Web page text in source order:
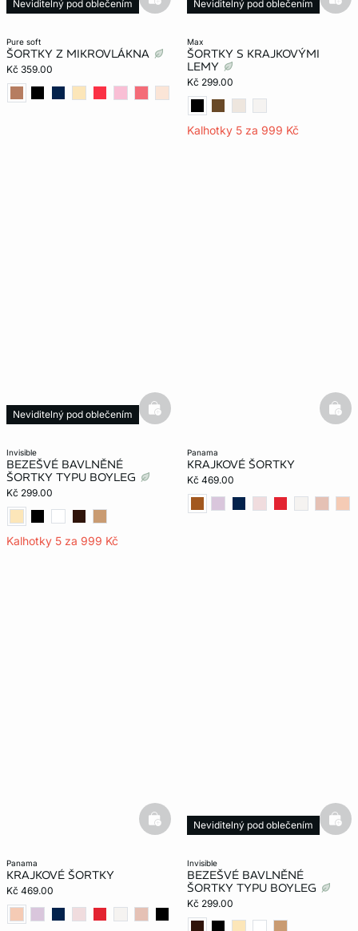
pure soft
ŠORTKY Z MIKROVLÁKNA
Kč 359.00
Neviditelný pod oblečením
basketfull
max
ŠORTKY S KRAJKOVÝMI
LEMY
Kč 299.00
Kalhotky 5 za 999 Kč
Neviditelný pod oblečením
invisible
BEZEŠVÉ BAVLNĚNÉ
ŠORTKY TYPU BOYLEG
Kč 299.00
Kalhotky 5 za 999 Kč
Neviditelný pod oblečením basketfull
panama
KRAJKOVÉ ŠORTKY
Kč 469.00
panama
KRAJKOVÉ ŠORTKY
Kč 469.00
basketfull
invisible
BEZEŠVÉ BAVLNĚNÉ
ŠORTKY TYPU BOYLEG
Kč 299.00
Neviditelný pod oblečením